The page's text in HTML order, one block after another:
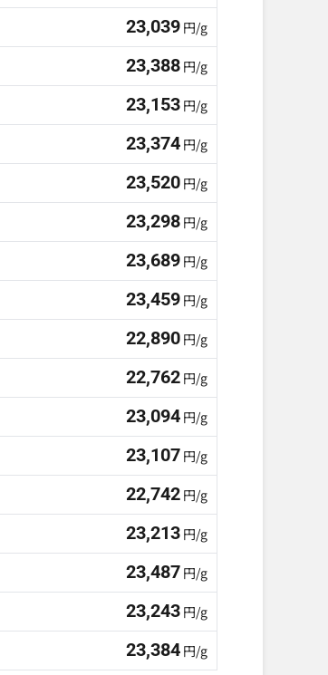
23,039 円/g
23,388 円/g
23,153 円/g
23,374 円/g
23,520 円/g
23,298 円/g
23,689 円/g
23,459 円/g
22,890 円/g
22,762 円/g
23,094 円/g
23,107 円/g
22,742 円/g
23,213 円/g
23,487 円/g
23,243 円/g
23,384 円/g